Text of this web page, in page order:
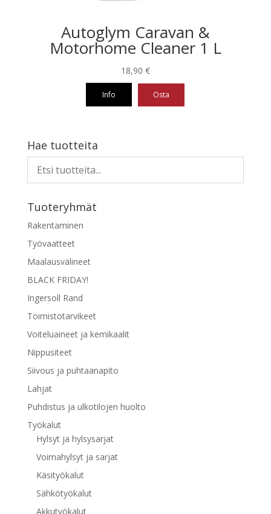
Autoglym Caravan &
Motorhome Cleaner 1 L
18,90 €
Info Osta
Hae tuotteita
Tuoteryhmät
Rakentaminen
Työvaatteet
Maalausvälineet
BLACK FRIDAY!
Ingersoll Rand
Toimistotarvikeet
Voiteluaineet ja kemikaalit
Nippusiteet
Siivous ja puhtaanapito
Lahjat
Puhdistus ja ulkotilojen huolto
Työkalut
Hylsyt ja hylsysarjat
Voimahylsyt ja sarjat
Käsityökalut
Sähkötyökalut
Akkutyökalut